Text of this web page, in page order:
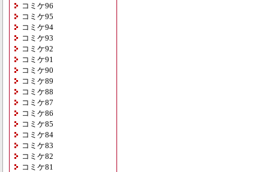
コミケ96
コミケ95
コミケ94
コミケ93
コミケ92
コミケ91
コミケ90
コミケ89
コミケ88
コミケ87
コミケ86
コミケ85
コミケ84
コミケ83
コミケ82
コミケ81